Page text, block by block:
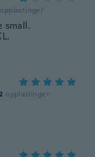
opplastinger
small.
opplastinger